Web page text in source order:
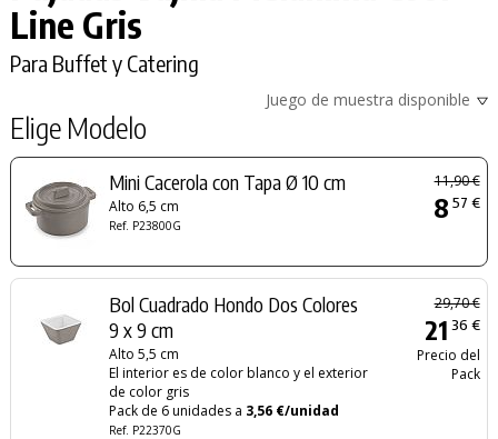
Line Gris
Para Buffet y Catering
Juego de muestra disponible
Elige Modelo
Mini Cacerola con Tapa Ø 10 cm
Alto 6,5 cm
Ref. P23800G
11,90 €
8 57 €
Bol Cuadrado Hondo Dos Colores
9 x 9 cm
Alto 5,5 cm
El interior es de color blanco y el exterior
de color gris
Pack de 6 unidades a 3,56 €/unidad
Ref. P22370G
29,70 €
21 36 €
Precio del
Pack